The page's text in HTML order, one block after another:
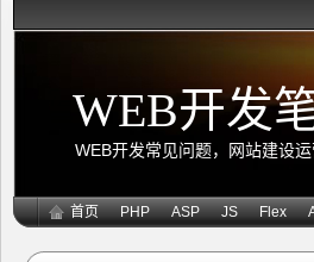
WEB开发
WEB开发常见问题，网站建设
首页 PHP ASP JS Flex